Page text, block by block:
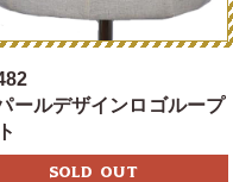
ールデザインロゴループ
SOLD OUT